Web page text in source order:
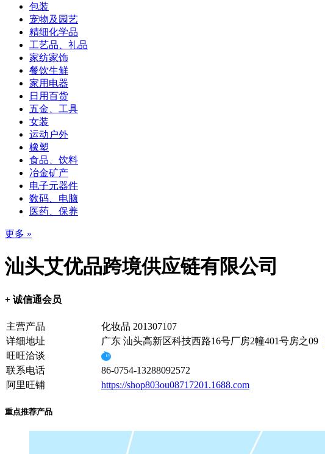
包装
宠物及园艺
精细化学品
工艺品、礼品
家纺家饰
餐饮生鲜
家用电器
日用百货
五金、工具
女装
运动户外
橡塑
食品、饮料
冶金矿产
电子元器件
数码、电脑
医药、保养
更多 »
汕头艾优品跨境供应链有限公司
+ 诚信通会员
主营产品
化妆品 201307107
详细地址
广东 汕头高新区科技西路16号厂房2幢401号房之09
旺旺洽谈
联系电话
86-0754-13288092572
阿里旺铺
https://shop803ou08717201.1688.com
重点推荐产品